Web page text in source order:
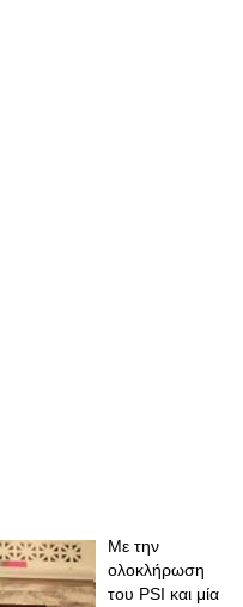
Με την
ολοκλήρωση
του PSI και μία